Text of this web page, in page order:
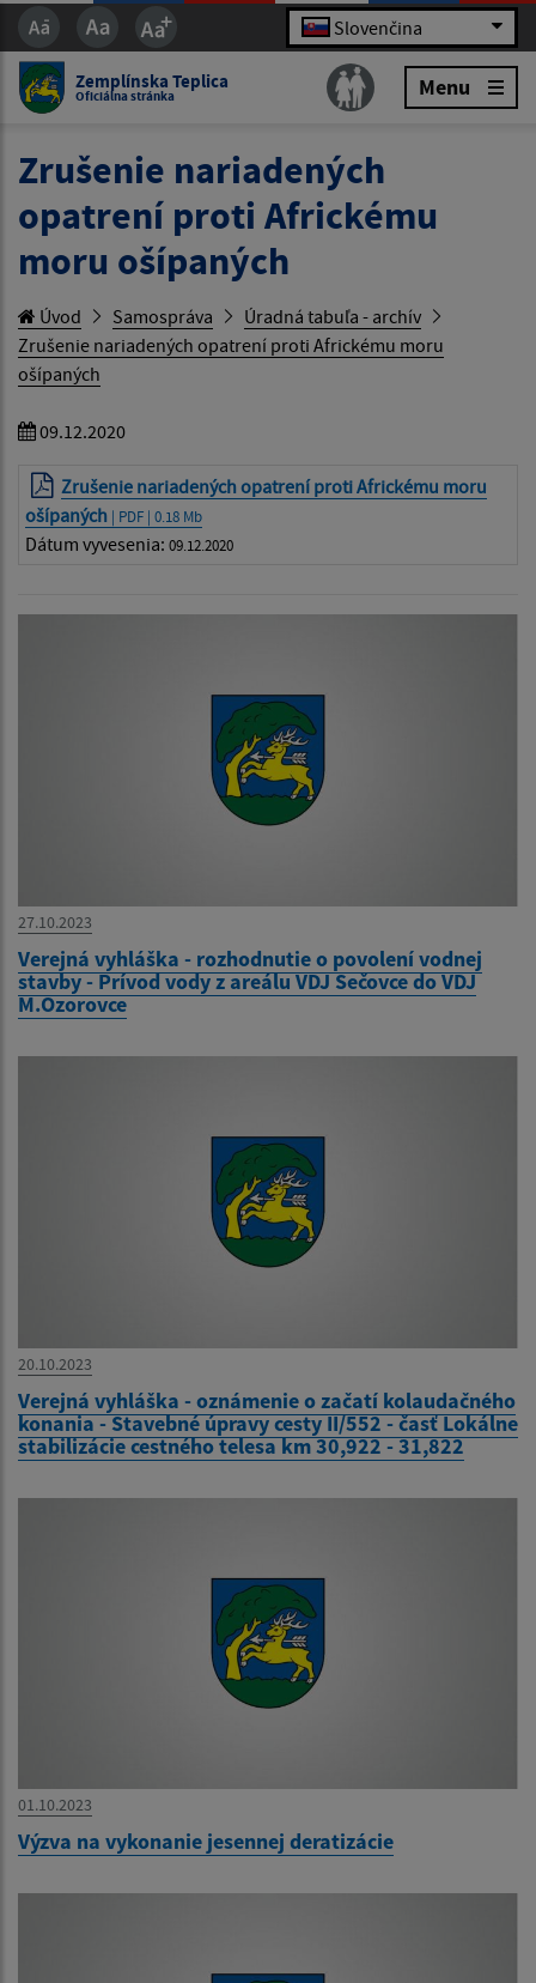
Slovenčina
Zemplínska Teplica
Oficiálna stránka Menu
Zrušenie nariadených
opatrení proti Africkému
moru ošípaných
Úvod Samospráva
Úradná tabuľa - archív
Zrušenie nariadených opatrení proti Africkému moru
ošípaných
09.12.2020
Zrušenie nariadených opatrení proti Africkému moru
ošípaných | PDF | 0.18 Mb
Dátum vyvesenia: 09.12.2020
27.10.2023
Verejná vyhláška - rozhodnutie o povolení vodnej
stavby - Prívod vody z areálu VDJ Sečovce do VDJ
M.Ozorovce
20.10.2023
Verejná vyhláška - oznámenie o začatí kolaudačného
konania - Stavebné úpravy cesty II/552 - časť Lokálne
stabilizácie cestného telesa km 30,922 - 31,822
01.10.2023
Výzva na vykonanie jesennej deratizácie